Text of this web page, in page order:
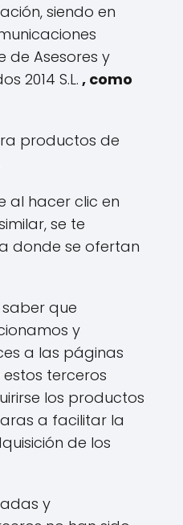
siendo en
de Asesores y
2014 S.L. , como
productos de
al hacer clic en
se te
donde se ofertan
saber que
y
a las páginas
terceros
los productos
a facilitar la
de los
y